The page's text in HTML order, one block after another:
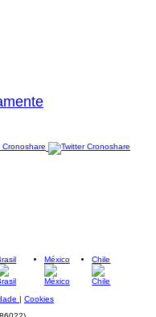
México Chile
| Cookies